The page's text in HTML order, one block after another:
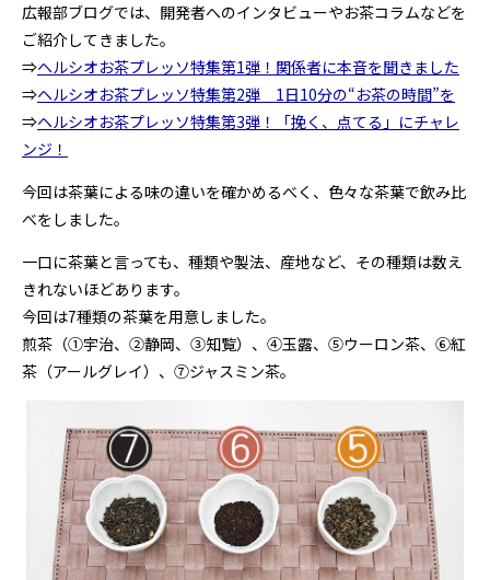
広報部ブログでは、開発者へのインタビューやお茶コラムなどを
ご紹介してきました。
⇒ヘルシオお茶プレッソ特集第1弾！関係者に本音を聞きました
⇒ヘルシオお茶プレッソ特集第2弾 1日10分の“お茶の時間”を
⇒ヘルシオお茶プレッソ特集第3弾！「挽く、点てる」にチャレ
ンジ！
今回は茶葉による味の違いを確かめるべく、色々な茶葉で飲み比
べをしました。
一口に茶葉と言っても、種類や製法、産地など、その種類は数え
きれないほどあります。
今回は7種類の茶葉を用意しました。
煎茶（①宇治、②静岡、③知覧）、④玉露、⑤ウーロン茶、⑥紅
茶（アールグレイ）、⑦ジャスミン茶。